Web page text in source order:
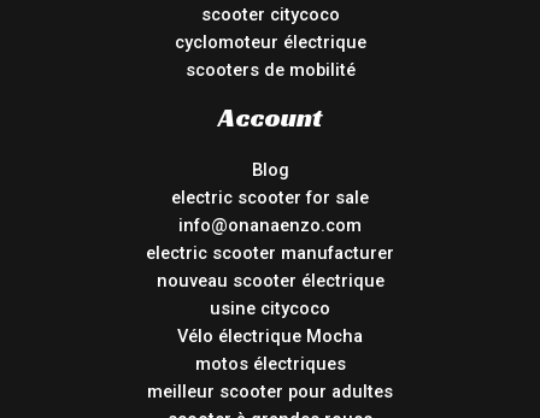
scooter citycoco
cyclomoteur électrique
scooters de mobilité
Account
Blog
electric scooter for sale
info@onanaenzo.com
electric scooter manufacturer
nouveau scooter électrique
usine citycoco
Vélo électrique Mocha
motos électriques
meilleur scooter pour adultes